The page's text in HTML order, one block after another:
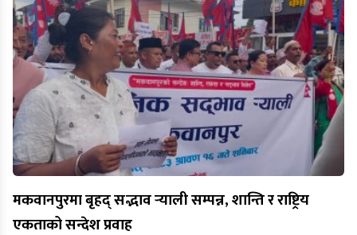
मकवानपुरमा बृहद् सद्भाव र्‍याली सम्पन्न, शान्ति र राष्ट्रिय
एकताको सन्देश प्रवाह